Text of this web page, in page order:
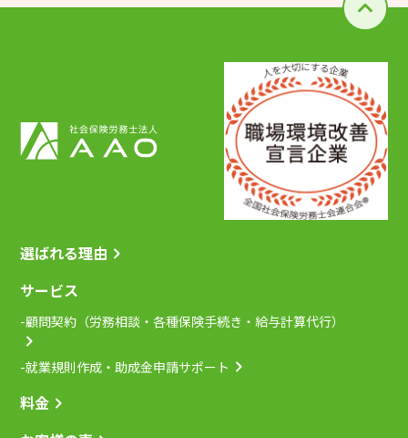
選ばれる理由
サービス
-顧問契約（労務相談・各種保険手続き・給与計算代行）
-就業規則作成・助成金申請サポート
料金